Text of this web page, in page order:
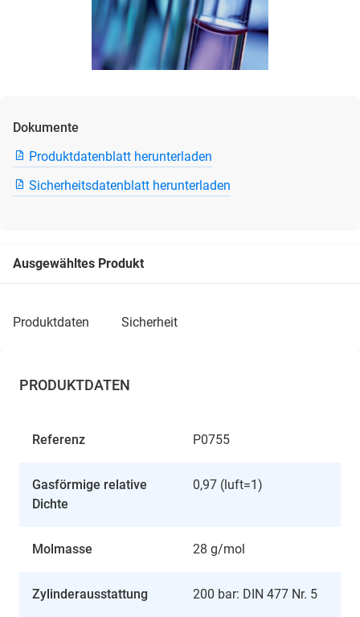
Dokumente
Produktdatenblatt herunterladen
Sicherheitsdatenblatt herunterladen
Ausgewähltes Produkt
produktdaten sicherheit
PRODUKTDATEN
Referenz P0755
Gasförmige relative
Dichte
0,97 (luft=1)
Molmasse 28 g/mol
Zylinderausstattung 200 bar: DIN 477 Nr. 5